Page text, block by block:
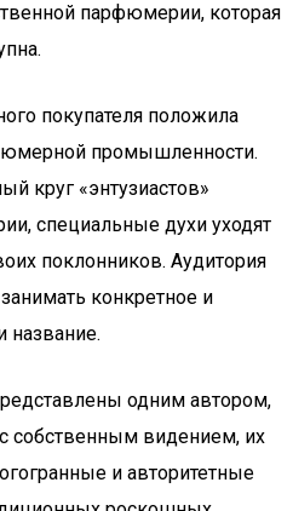
парфюмерии, которая
покупателя положила
промышленности.
круг «энтузиастов»
специальные духи уходят
поклонников. Аудитория
конкретное и
название.
одним автором,
видением, их
и авторитетные